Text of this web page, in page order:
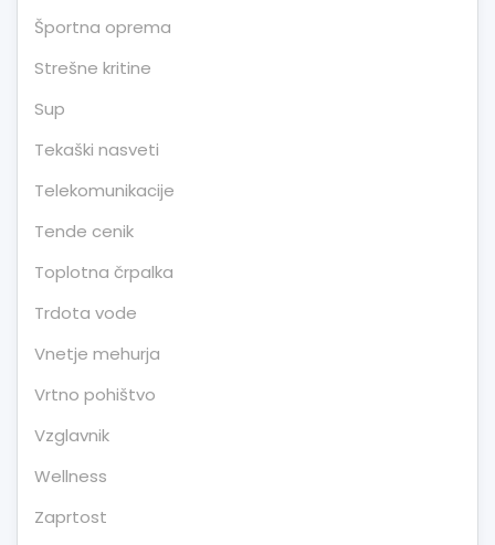
Športna oprema
Strešne kritine
Sup
Tekaški nasveti
Telekomunikacije
Tende cenik
Toplotna črpalka
Trdota vode
Vnetje mehurja
Vrtno pohištvo
Vzglavnik
Wellness
Zaprtost